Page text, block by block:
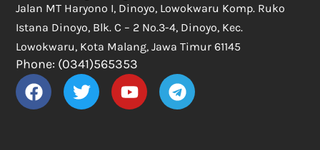
Jalan MT Haryono I, Dinoyo, Lowokwaru Komp. Ruko
Istana Dinoyo, Blk. C – 2 No.3-4, Dinoyo, Kec.
Lowokwaru, Kota Malang, Jawa Timur 61145
Phone: (0341)565353